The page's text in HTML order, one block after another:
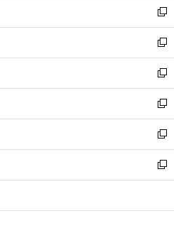
で
開
く
ド
ウ
で
開
く
ィ
ン
ド
ウ
で
開
く
い
ウ
ィ
ン
ド
ウ
で
開
く
新
し
い
ウ
ィ
ン
ド
ウ
で
開
く
新
し
い
ウ
ィ
ン
ド
ウ
で
開
新
し
い
ウ
ィ
ン
ド
ウ
開
新
し
い
ウ
ィ
ン
ウ
新
し
い
ウ
ン
新
し
ウ